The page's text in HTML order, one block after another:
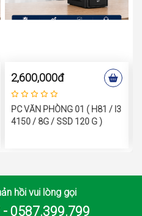
2,600,000đ
PC VĂN PHÒNG 01 ( H81 / I3
4150 / 8G / SSD 120 G )
hồi vui lòng gọi
0587.399.799